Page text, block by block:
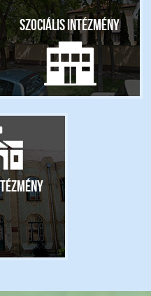
Szociális intézmény